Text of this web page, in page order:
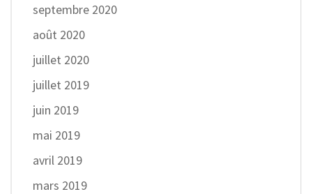
septembre 2020
août 2020
juillet 2020
juillet 2019
juin 2019
mai 2019
avril 2019
mars 2019